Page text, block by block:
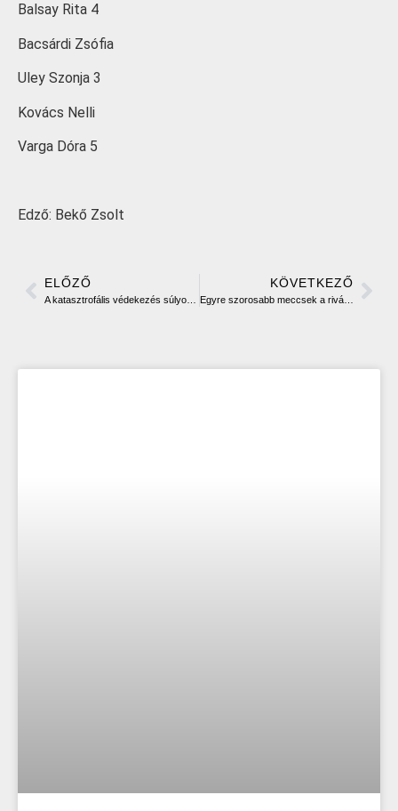
Balsay Rita 4
Bacsárdi Zsófia
Uley Szonja 3
Kovács Nelli
Varga Dóra 5
Edző: Bekő Zsolt
ELŐZŐ KÖVETKEZŐ
Egyre szorosabb meccsek a riválisokkal